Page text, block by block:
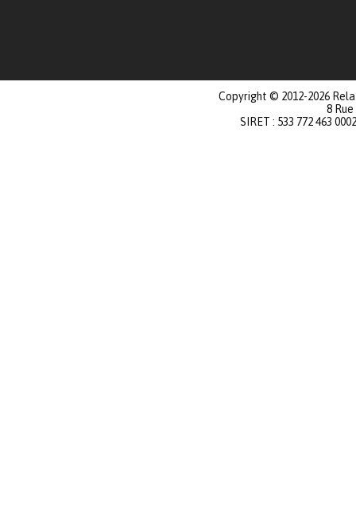
Copyright © 2012-2026
8
SIRET : 533 772 463